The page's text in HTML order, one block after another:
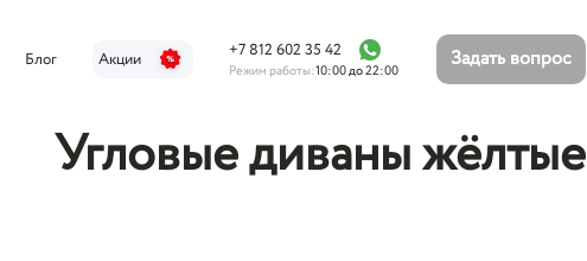
Блог Акции +7 812 602 35 42
Режим работы:10:00 до 22:00 Задать вопрос
Угловые диваны жёлтые